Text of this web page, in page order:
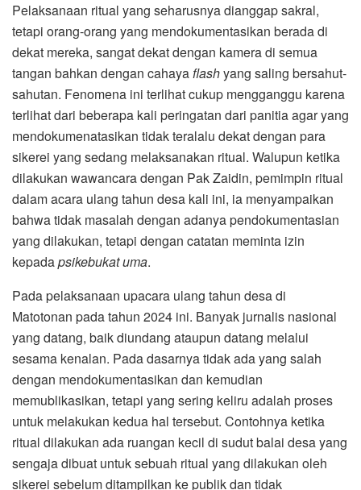
Pelaksanaan ritual yang seharusnya dianggap sakral,
tetapi orang-orang yang mendokumentasikan berada di
dekat mereka, sangat dekat dengan kamera di semua
tangan bahkan dengan cahayaflashyang saling bersahut-
sahutan. Fenomena ini terlihat cukup mengganggu karena
terlihat dari beberapa kali peringatan dari panitia agar yang
mendokumenatasikan tidak teralalu dekat dengan para
sikerei yang sedang melaksanakan ritual. Walupun ketika
dilakukan wawancara dengan Pak Zaidin, pemimpin ritual
dalam acara ulang tahun desa kali ini, ia menyampaikan
bahwa tidak masalah dengan adanya pendokumentasian
yang dilakukan, tetapi dengan catatan meminta izin
kepadapsikebukat uma.
Pada pelaksanaan upacara ulang tahun desa di
Matotonan pada tahun 2024 ini. Banyak jurnalis nasional
yang datang, baik diundang ataupun datang melalui
sesama kenalan. Pada dasarnya tidak ada yang salah
dengan mendokumentasikan dan kemudian
memublikasikan, tetapi yang sering keliru adalah proses
untuk melakukan kedua hal tersebut. Contohnya ketika
ritual dilakukan ada ruangan kecil di sudut balai desa yang
sengaja dibuat untuk sebuah ritual yang dilakukan oleh
sikerei sebelum ditampilkan ke publik dan tidak